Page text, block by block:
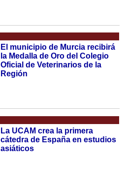
El municipio de Murcia recibirá
la Medalla de Oro del Colegio
Oficial de Veterinarios de la
Región
La UCAM crea la primera
cátedra de España en estudios
asiáticos